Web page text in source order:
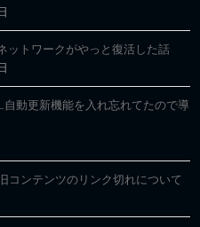
ットワークがやっと復活した話
自動更新機能を入れ忘れてたので導
コンテンツのリンク切れについて